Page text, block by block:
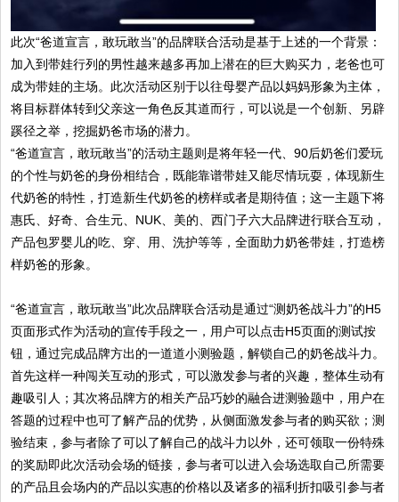
此次“爸道宣言，敢玩敢当”的品牌联合活动是基于上述的一个背景：
加入到带娃行列的男性越来越多再加上潜在的巨大购买力，老爸也可
成为带娃的主场。此次活动区别于以往母婴产品以妈妈形象为主体，
将目标群体转到父亲这一角色反其道而行，可以说是一个创新、另辟
蹊径之举，挖掘奶爸市场的潜力。
“爸道宣言，敢玩敢当”的活动主题则是将年轻一代、90后奶爸们爱玩
的个性与奶爸的身份相结合，既能靠谱带娃又能尽情玩耍，体现新生
代奶爸的特性，打造新生代奶爸的榜样或者是期待值；这一主题下将
惠氏、好奇、合生元、NUK、美的、西门子六大品牌进行联合互动，
产品包罗婴儿的吃、穿、用、洗护等等，全面助力奶爸带娃，打造榜
样奶爸的形象。
“爸道宣言，敢玩敢当”此次品牌联合活动是通过“测奶爸战斗力”的H5
页面形式作为活动的宣传手段之一，用户可以点击H5页面的测试按
钮，通过完成品牌方出的一道道小测验题，解锁自己的奶爸战斗力。
首先这样一种闯关互动的形式，可以激发参与者的兴趣，整体生动有
趣吸引人；其次将品牌方的相关产品巧妙的融合进测验题中，用户在
答题的过程中也可了解产品的优势，从侧面激发参与者的购买欲；测
验结束，参与者除了可以了解自己的战斗力以外，还可领取一份特殊
的奖励即此次活动会场的链接，参与者可以进入会场选取自己所需要
的产品且会场内的产品以实惠的价格以及诸多的福利折扣吸引参与者